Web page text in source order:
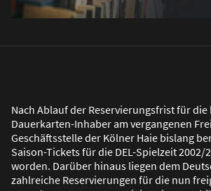
Nach Ablauf der Reservierungsfrist für
Dauerkarten-Inhaber am vergangenen
Geschäftsstelle der Kölner Haie bislang
Saison-Tickets für die DEL-Spielzeit 2002/
worden. Darüber hinaus liegen dem
zahlreiche Reservierungen für die nun